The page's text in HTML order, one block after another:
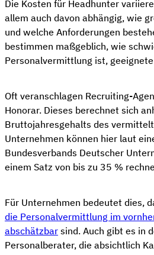
Die Kosten für Headhunter
allem auch davon abhängig, wie
und welche Anforderungen
bestimmen maßgeblich, wie
Personalvermittlung ist,
Oft veranschlagen Recruiting-
Honorar. Dieses berechnet sich
Bruttojahresgehalts des
Unternehmen können hier laut
Bundesverbands Deutscher
einem Satz von bis zu 35 %
Für Unternehmen bedeutet dies,
die Personalvermittlung im
abschätzbar sind. Auch gibt es in
Personalberater, die absichtlich